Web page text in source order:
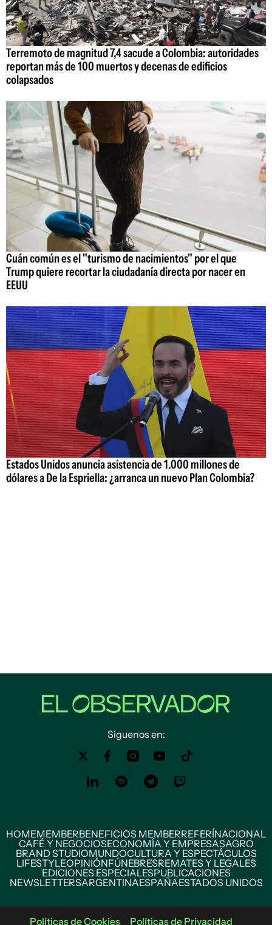
Terremoto de magnitud 7,4 sacude a Colombia: autoridades
reportan más de 100 muertos y decenas de edificios
colapsados
Cuán común es el "turismo de nacimientos" por el que
Trump quiere recortar la ciudadanía directa por nacer en
EEUU
Estados Unidos anuncia asistencia de 1.000 millones de
dólares a De la Espriella: ¿arranca un nuevo Plan Colombia?
Siguenos en:
HOMEMEMBERBENEFICIOS MEMBERREFERÍNACIONAL
CAFÉ Y NEGOCIOSECONOMÍA Y EMPRESASAGRO
BRAND STUDIOMUNDOCULTURA Y ESPECTÁCULOS
LIFESTYLEOPINIÓNFÚNEBRESREMATES Y LEGALES
EDICIONES ESPECIALESPUBLICACIONES
NEWSLETTERSARGENTINAESPAÑAESTADOS UNIDOS
Políticas de Cookies Políticas de Privacidad